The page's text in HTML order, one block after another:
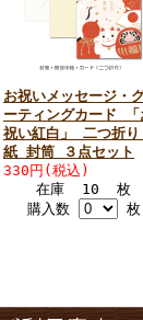
お祝いメッセージ・
ーティングカード 「
祝い紅白」 二つ折
紙 封筒 ３点セット
330円(税込)
在庫 10 枚
購入数
枚